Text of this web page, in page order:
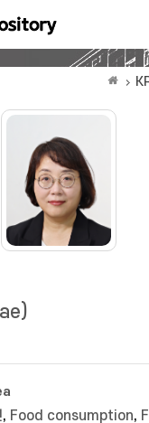
, Food consumption,